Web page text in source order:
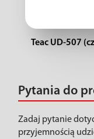
Teac UD-507
Pytania do
Zadaj pytanie
przyjemnością